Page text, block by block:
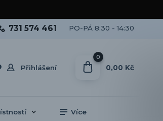
Přihlášení
731 574 461 PO-PÁ 8:30 - 14:30
0
0,00 Kč
Více